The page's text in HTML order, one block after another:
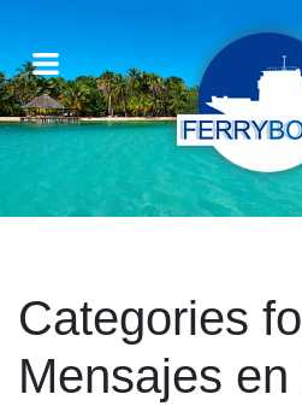
Categories
Mensajes